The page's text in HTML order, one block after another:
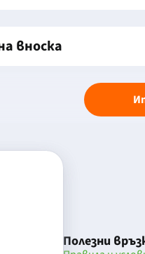
вноска
Полезни